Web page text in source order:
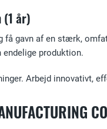
år)
få gavn af en stærk,
produktion.
Arbejd innovativt,